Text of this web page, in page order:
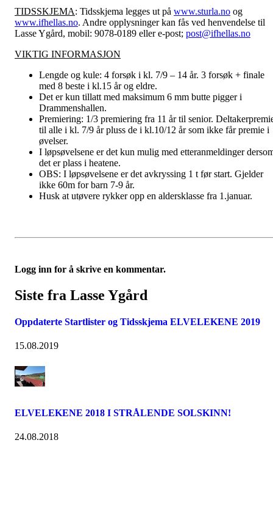
TIDSSKJEMA: Tidsskjema legges ut på www.sturla.no og
www.ifhellas.no. Andre opplysninger kan fås ved henvendelse til
Lasse Ygård, mobil: 9078-0189 eller e-post; post@ifhellas.no
VIKTIG INFORMASJON
Lengde og kule: 4 forsøk i kl. 7/9 – 14 år. 3 forsøk + finale
med 8 beste i kl.15 år og eldre.
Det er kun tillatt med maksimum 6 mm butte pigger i
Drammenshallen.
Premiering: 1/3 premiering fra 11 år til senior.
til alle i kl. 7/9 år pluss de i kl.10/12 år som ikke får premie i
øvelser.
I løpsøvelsene er det kun mulig med etteranmeldinger
det er plass i heatene.
OBS: I løpsøvelsene er det avkryssing 1 t før start. Gjelder
ikke 60m for barn 7-9 år.
Husk at utøvere rykker opp en aldersklasse fra 1.januar.
Logg inn for å skrive en kommentar.
Siste fra Lasse Ygård
Oppdaterte Startlister og Tidsskjema ELVELEKENE 2019
15.08.2019
ELVELEKENE 2018 I STRÅLENDE SOLSKINN!
24.08.2018